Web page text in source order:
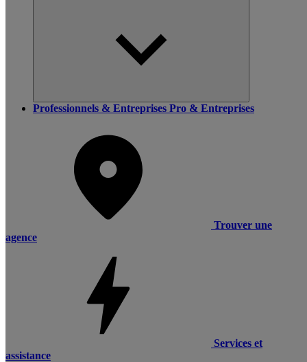
Professionnels & Entreprises Pro & Entreprises
Trouver une
agence
Services et
assistance